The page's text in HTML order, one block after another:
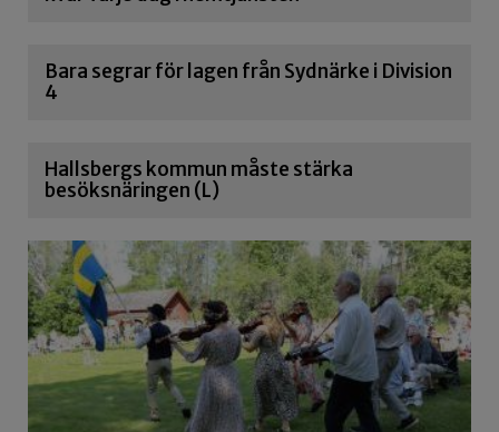
Bara segrar för lagen från Sydnärke i Division
4
Hallsbergs kommun måste stärka
besöksnäringen (L)